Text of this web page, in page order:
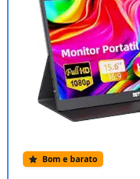
Bom e barato